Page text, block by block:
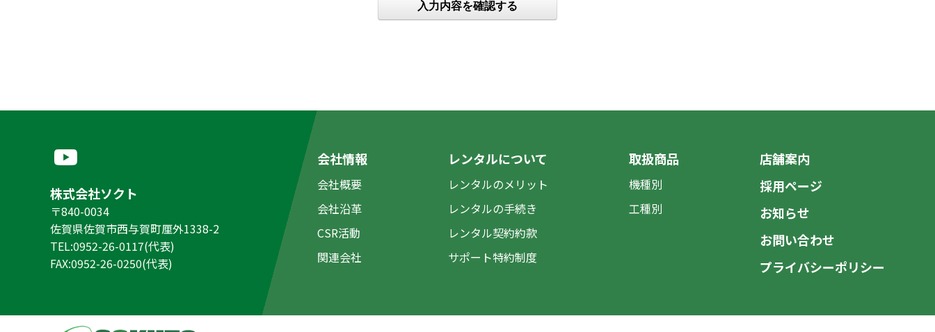
会社情報
会社概要
会社沿革
CSR活動
関連会社
レンタルについて
レンタルのメリット
レンタルの手続き
レンタル契約約款
サポート特約制度
取扱商品
機種別
工種別
店舗案内
採用ページ
お知らせ
お問い合わせ
プライバシーポリシー
株式会社ソクト
〒840-0034
佐賀県佐賀市西与賀町厘外1338-2
TEL:0952-26-0117(代表)
FAX:0952-26-0250(代表)